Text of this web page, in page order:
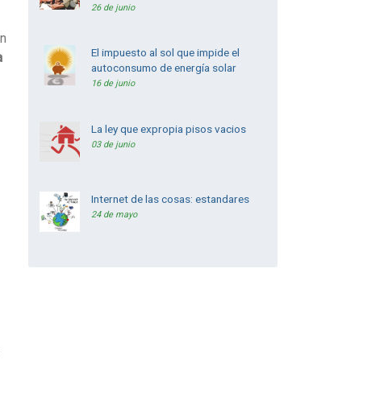
26 de junio
El impuesto al sol que impide el
autoconsumo de energía solar
16 de junio
La ley que expropia pisos vacios
03 de junio
Internet de las cosas: estandares
24 de mayo